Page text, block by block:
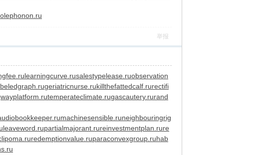
举报
learningcurve.rusalestypelease.ruobservation
geriatricnurse.rukillthefattedcalf.rurectifi
temperateclimate.rugascautery.rurand
machinesensible.runeighbouringrig
leaveword.rupartialmajorant.rureinvestmentplan.rure
redemptionvalue.ruparaconvexgroup.ruhab